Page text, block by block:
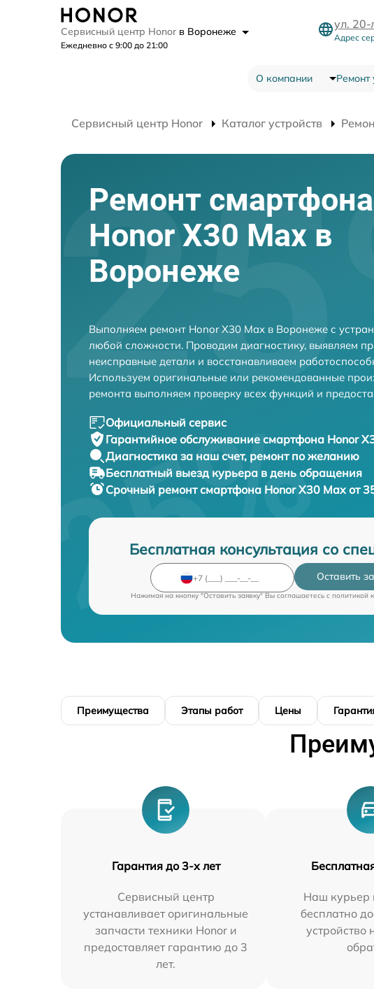
Сервисный центр Honor в Воронеже
Ежедневно с 9:00 до 21:00
ул. 20-
Адрес
О компании Ремонт
Сервисный центр Honor Каталог устройств
Ремонт смартфона
Honor X30 Max в
Воронеже
Выполняем ремонт Honor X30 Max в Воронеже с
любой сложности. Проводим диагностику, выявляем
неисправные детали и восстанавливаем
Используем оригинальные или рекомендованные
ремонта выполняем проверку всех функций и
Официальный сервис
Гарантийное обслуживание смартфона Honor
Диагностика за наш счет, ремонт по желанию
Бесплатный выезд курьера в день обращения
Срочный ремонтсмартфона Honor X30 Max от
Бесплатная консультация со
Оставить
Нажимая на кнопку "Оставить заявку" Вы соглашаетесь c политикой
Преимущества Этапы работ Цены
Гарантия до 3-х лет
Сервисный центр
устанавливает оригинальные
запчасти техники Honor и
предоставляет гарантию до 3
лет.
Наш курьер
бесплатно
устройство